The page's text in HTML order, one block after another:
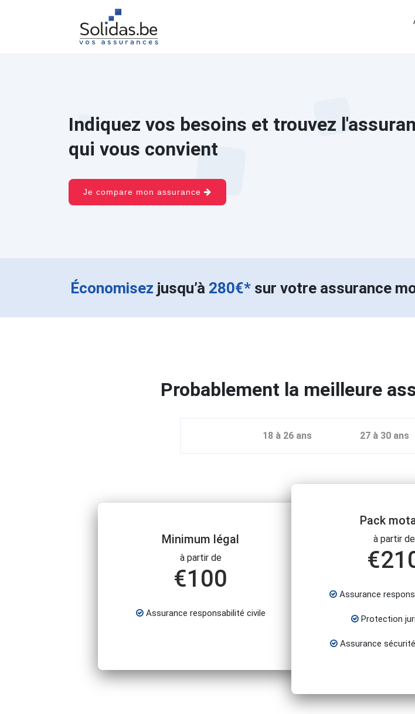
Indiquez vos besoins et trouvez
qui vous convient
Je compare mon assurance
Économisez jusqu’à 280€* sur votre assurance
Probablement la meilleure
18 à 26 ans 27 à 30 ans
Minimum légal
à partir de
€100
Assurance responsabilité civile
Pack
à partir de
€
Assurance
Protection
Assurance